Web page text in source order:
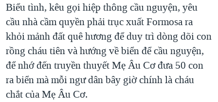
Biểu tình, kêu gọi hiệp thông cầu nguyện, yêu
cầu nhà cầm quyền phải trục xuất Formosa ra
khỏi mảnh đất quê hương để duy trì dòng dõi con
rồng cháu tiên và hướng về biển để cầu nguyện,
để nhớ đến truyền thuyết Mẹ Âu Cơ đưa 50 con
ra biển mà mỗi ngư dân bây giờ chính là cháu
chắt của Mẹ Âu Cơ.